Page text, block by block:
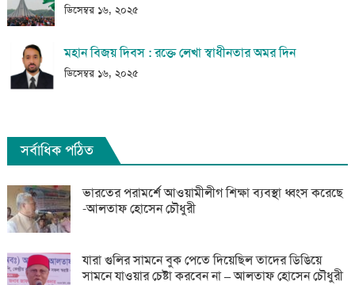
ডিসেম্বর ১৬, ২০২৫
মহান বিজয় দিবস : রক্তে লেখা স্বাধীনতার অমর দিন
ডিসেম্বর ১৬, ২০২৫
সর্বাধিক পঠিত
ভারতের পরামর্শে আওয়ামীলীগ শিক্ষা ব্যবস্থা ধ্বংস করেছে
-আলতাফ হোসেন চৌধুরী
যারা গুলির সামনে বুক পেতে দিয়েছিল তাদের ডিঙিয়ে
সামনে যাওয়ার চেষ্টা করবেন না – আলতাফ হোসেন চৌধুরী